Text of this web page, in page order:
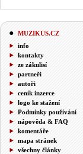
MUZIKUS.CZ
info
kontakty
ze zákulisí
partneři
autoři
ceník inzerce
logo ke stažení
Podmínky používání
nápověda & FAQ
komentáře
mapa stránek
všechny články